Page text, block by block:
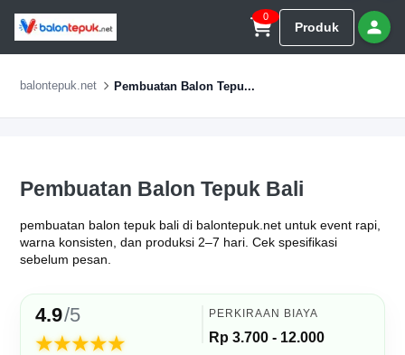
0
Produk
balontepuk.net Pembuatan Balon Tepu...
Pembuatan Balon Tepuk Bali
pembuatan balon tepuk bali di balontepuk.net untuk event rapi,
warna konsisten, dan produksi 2–7 hari. Cek spesifikasi
sebelum pesan.
4.9/5
★★★★★
PERKIRAAN BIAYA
Rp 3.700 - 12.000